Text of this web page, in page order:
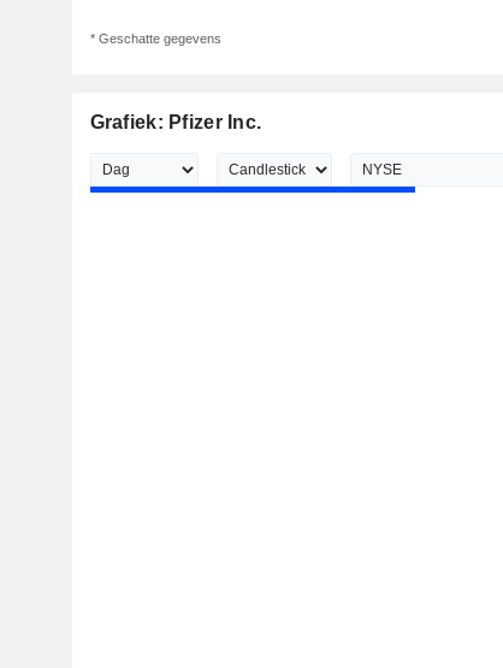
* Geschatte gegevens
Grafiek: Pfizer Inc.